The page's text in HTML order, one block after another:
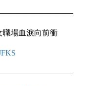
場血淚向前衝